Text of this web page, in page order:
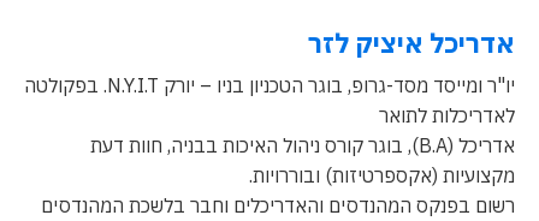
אדריכל איציק לזר
יו"ר ומייסד מסד-גרופ, בוגר הטכניון בניו – יורק N.Y.I.T. בפקולטה
לאדריכלות לתואר
אדריכל (B.A), בוגר קורס ניהול האיכות בבניה, חוות דעת
מקצועיות (אקספרטיזות) ובוררויות.
רשום בפנקס המהנדסים והאדריכלים וחבר בלשכת המהנדסים